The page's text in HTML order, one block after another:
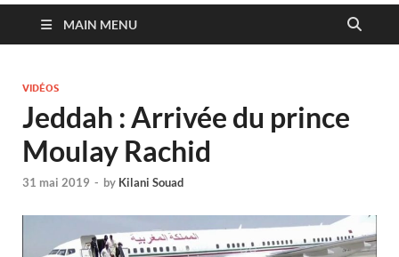
MAIN MENU
VIDÉOS
Jeddah : Arrivée du prince
Moulay Rachid
31 mai 2019 - by Kilani Souad